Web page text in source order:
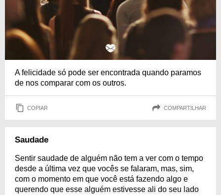
A felicidade só pode ser encontrada quando paramos
de nos comparar com os outros.
COPIAR COMPARTILHAR
Saudade
Sentir saudade de alguém não tem a ver com o tempo
desde a última vez que vocês se falaram, mas, sim,
com o momento em que você está fazendo algo e
querendo que esse alguém estivesse ali do seu lado